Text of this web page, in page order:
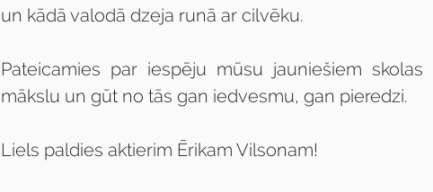
un kādā valodā dzeja runā ar cilvēku.
Pateicamies par iespēju mūsu jauniešiem
mākslu un gūt no tās gan iedvesmu, gan pieredzi.
Liels paldies aktierim Ērikam Vilsonam!